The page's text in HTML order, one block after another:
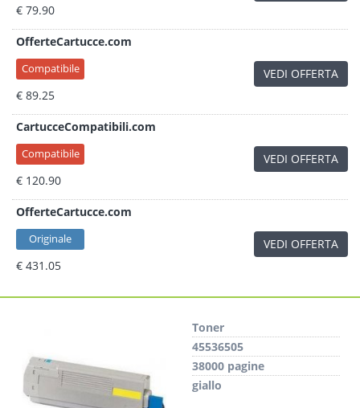
€ 79.90
OfferteCartucce.com
Compatibile
€ 89.25
VEDI OFFERTA
CartucceCompatibili.com
Compatibile
€ 120.90
VEDI OFFERTA
OfferteCartucce.com
Originale
€ 431.05
VEDI OFFERTA
Toner
45536505
38000 pagine
giallo